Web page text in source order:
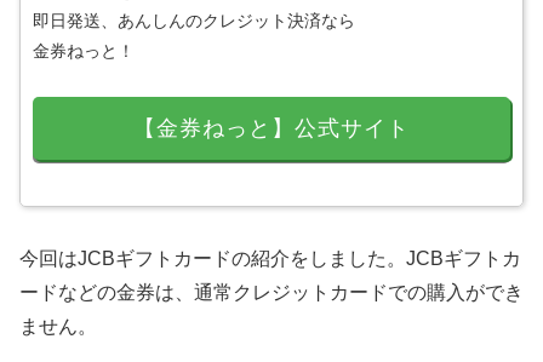
即日発送、あんしんのクレジット決済なら
金券ねっと！
【金券ねっと】公式サイト
今回はJCBギフトカードの紹介をしました。JCBギフトカ
ードなどの金券は、通常クレジットカードでの購入ができ
ません。